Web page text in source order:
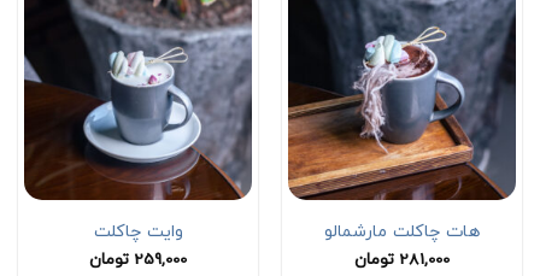
هات چاکلت مارشمالو
281,000 تومان
وایت چاکلت
259,000 تومان